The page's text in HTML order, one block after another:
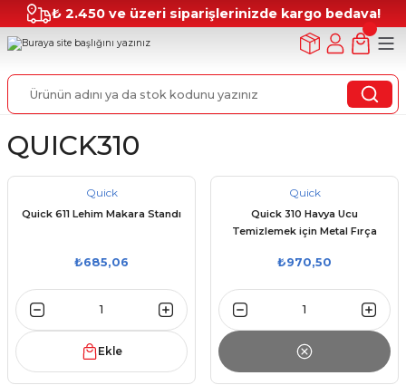
₺ 2.450 ve üzeri siparişlerinizde kargo bedava!
QUICK310
Quick
Quick 611 Lehim Makara Standı
₺685,06
Ekle
Quick
Quick 310 Havya Ucu
Temizlemek için Metal Fırça
₺970,50